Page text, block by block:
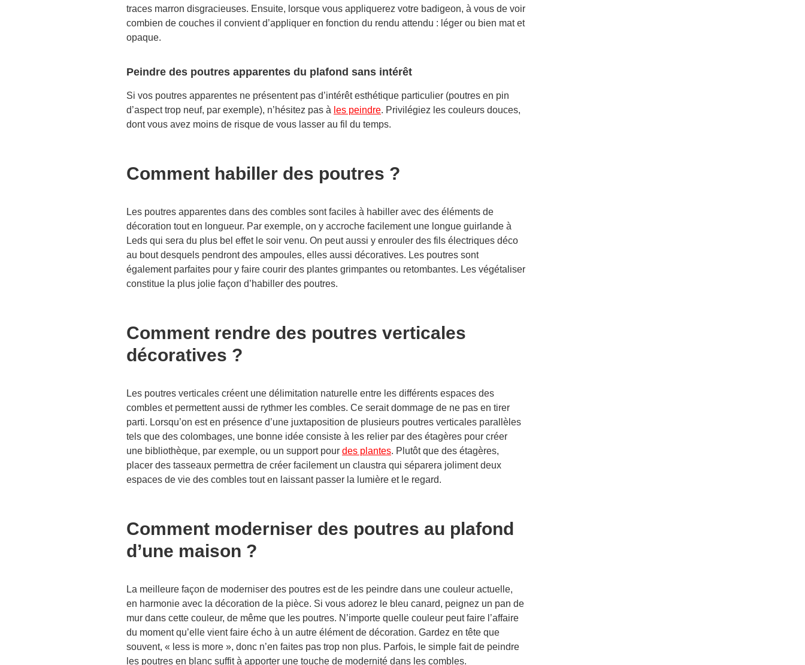
traces marron disgracieuses. Ensuite, lorsque vous appliquerez votre badigeon, à vous de voir
combien de couches il convient d’appliquer en fonction du rendu attendu : léger ou bien mat et
opaque.
Peindre des poutres apparentes du plafond sans intérêt
Si vos poutres apparentes ne présentent pas d’intérêt esthétique particulier (poutres en pin
d’aspect trop neuf, par exemple), n’hésitez pas à les peindre. Privilégiez les couleurs douces,
dont vous avez moins de risque de vous lasser au fil du temps.
Comment habiller des poutres ?
Les poutres apparentes dans des combles sont faciles à habiller avec des éléments de
décoration tout en longueur. Par exemple, on y accroche facilement une longue guirlande à
Leds qui sera du plus bel effet le soir venu. On peut aussi y enrouler des fils électriques déco
au bout desquels pendront des ampoules, elles aussi décoratives. Les poutres sont
également parfaites pour y faire courir des plantes grimpantes ou retombantes. Les végétaliser
constitue la plus jolie façon d’habiller des poutres.
Comment rendre des poutres verticales
décoratives ?
Les poutres verticales créent une délimitation naturelle entre les différents espaces des
combles et permettent aussi de rythmer les combles. Ce serait dommage de ne pas en tirer
parti. Lorsqu’on est en présence d’une juxtaposition de plusieurs poutres verticales parallèles
tels que des colombages, une bonne idée consiste à les relier par des étagères pour créer
une bibliothèque, par exemple, ou un support pour des plantes. Plutôt que des étagères,
placer des tasseaux permettra de créer facilement un claustra qui séparera joliment deux
espaces de vie des combles tout en laissant passer la lumière et le regard.
Comment moderniser des poutres au plafond
d’une maison ?
La meilleure façon de moderniser des poutres est de les peindre dans une couleur actuelle,
en harmonie avec la décoration de la pièce. Si vous adorez le bleu canard, peignez un pan de
mur dans cette couleur, de même que les poutres. N’importe quelle couleur peut faire l’affaire
du moment qu’elle vient faire écho à un autre élément de décoration. Gardez en tête que
souvent, « less is more », donc n’en faites pas trop non plus. Parfois, le simple fait de peindre
les poutres en blanc suffit à apporter une touche de modernité dans les combles.